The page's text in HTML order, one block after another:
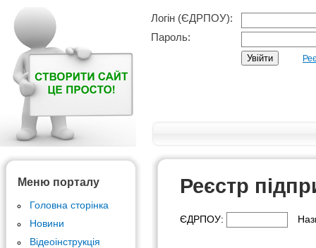
Логін (ЄДРПОУ):
Пароль:
Меню порталу
Головна сторінка
Новини
Відеоінструкція
Реєстр
ЄДРПОУ: